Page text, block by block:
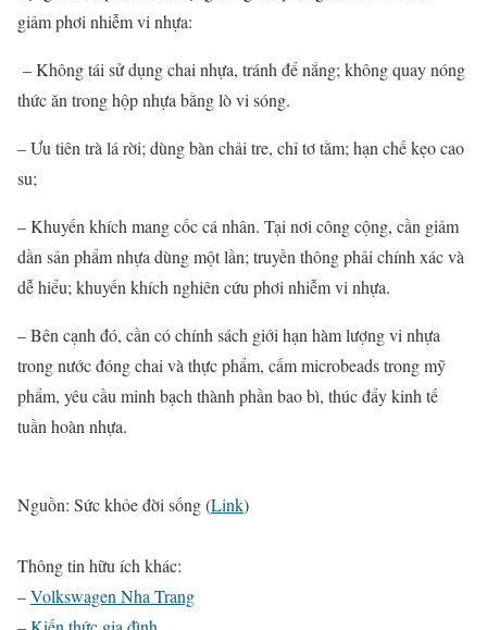
giảm phơi nhiễm vi nhựa:
– Không tái sử dụng chai nhựa, tránh để nắng; không quay nóng
thức ăn trong hộp nhựa bằng lò vi sóng.
– Ưu tiên trà lá rời; dùng bàn chải tre, chỉ tơ tằm; hạn chế kẹo cao
su;
– Khuyến khích mang cốc cá nhân. Tại nơi công cộng, cần giảm
dần sản phẩm nhựa dùng một lần; truyền thông phải chính xác và
dễ hiểu; khuyến khích nghiên cứu phơi nhiễm vi nhựa.
– Bên cạnh đó, cần có chính sách giới hạn hàm lượng vi nhựa
trong nước đóng chai và thực phẩm, cấm microbeads trong mỹ
phẩm, yêu cầu minh bạch thành phần bao bì, thúc đẩy kinh tế
tuần hoàn nhựa.
Nguồn: Sức khỏe đời sống (Link)
Thông tin hữu ích khác:
–Volkswagen Nha Trang